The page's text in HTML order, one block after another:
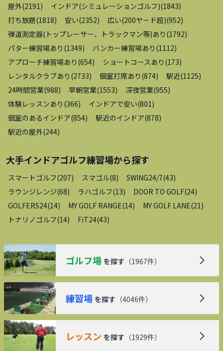
屋外(2191 ) インドア(シミュレーションゴルフ)(1843)
打ち放題(1818) 安い(2352) 広い(200ヤード超)(952)
弾道測定器(トップレーサー、トラックマン等)あり (1792)
パター練習場あり (1349) バンカー練習場あり (1112)
アプローチ練習場あり (654) ショートコースあり (173)
レンタルクラブあり (2733) 個室打席あり (874) 駅近(1125)
24時間営業(988) 早朝営業(1553) 深夜営業(955)
体験レッスンあり (366) インドアで安い(801 )
個室のあるインドア(854) 駅近のインドア(878)
駅近の屋外(244)
大手インドアゴルフ練習場から探す
スマートゴルフ(207) スマゴル(8) SWING24/7(43)
ラウンジレンジ(68) ラハゴルフ(13) DOOR TO GOLF(24)
GOLFERS24(14) MY GOLF RANGE(14) MY GOLF LANE(21 )
トナリノゴルフ(14) FiT24(43)
ゴルフ場 を探す （1967件）
練習場 を探す （4046件）
レッスン を探す （1929件）